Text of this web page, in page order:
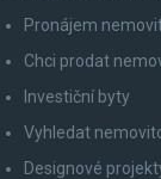
Pronájem
Chci prodat
Investiční byty
Vyhledat
Designové